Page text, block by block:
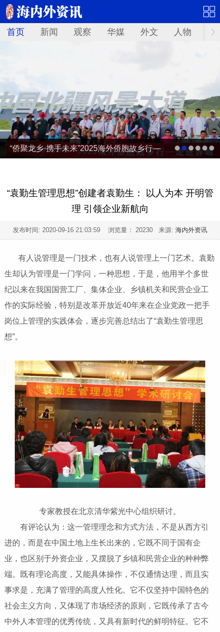
首页 新闻 观察 华媒 外文 人物 华
“侨聚龙乡·携手未来”2025海外侨胞故乡行—
“袁勤生管理思想”创建者袁勤生： 以人为本 开明管
理 引领企业新航向
发布时间: 2020-09-16 21:03:59 浏览量： 20230 来源: 海内外资讯
有人说管理是一门技术，也有人说管理上一门艺术。袁勤
生却认为管理是一门学问，一种思想，于是，他用半个多世
纪以来在我国国营工厂、集体企业、乡镇机关和民营企业工
作的实际经验，特别是改革开放近40年来在企业党政一把手
岗位上管理的实践体会，逐步完善总结出了“袁勤生管理思
想”。
专家教授在北京清华紫光中心组织研讨。
有评论认为：这一管理理念和方式方法，不是从西方引
进的，而是在中国土地上生长出来的，它既不同于国有企
业，也区别于外资企业，又摆脱了乡镇和民营企业的种种弊
端。既有理论高度，又能具体操作，不仅通情达理，而且实
事求是，充满了管理的高度人性化。它不仅坚持中国特色的
社会主义方向，又体现了市场经济的原则，它既传承了古今
中外人本管理的优秀传统，又具有新时代的鲜明特征。它不